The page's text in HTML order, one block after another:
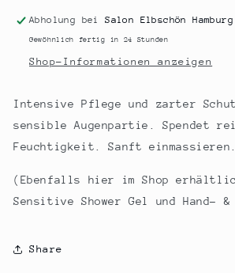
pflegende
Augencreme)
pflegende
Augencreme)
Abholung beiSalon Elbschön Hamburg
Gewöhnlich fertig in 24 Stunden
Shop-Informationen anzeigen
Intensive Pflege und zarter
sensible Augenpartie. Spendet
Feuchtigkeit. Sanft einmassieren.
(Ebenfalls hier im Shop
Sensitive Shower Gel und Hand-
Share